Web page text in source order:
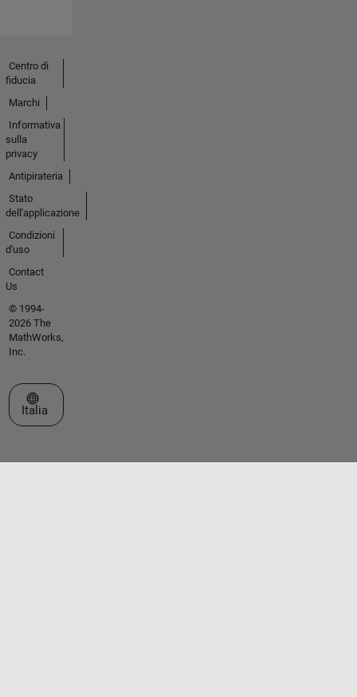
Centro di
fiducia
Marchi
Informativa
sulla
privacy
Antipirateria
Stato
dell'applicazione
Condizioni
d'uso
Contact
Us
© 1994-
2026 The
MathWorks,
Inc.
Seleziona un sito web
Italia